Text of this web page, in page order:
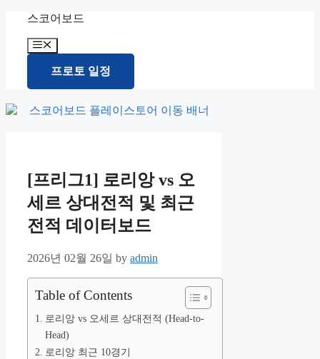
content
스코어보드
Menu
프로토 일정
[프리그1] 로리앙 vs 오
세르 상대전적 및 최근
전적 데이터보드
2026년 02월 26일 by admin
Table of Contents
로리앙 vs 오세르 상대전적 (Head-to-
Head)
로리앙 최근 10경기